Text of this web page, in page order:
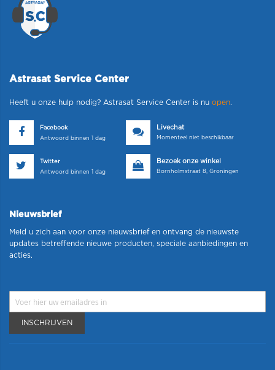
Astrasat Service Center
Heeft u onze hulp nodig? Astrasat Service Center is nu open.
Facebook
Antwoord binnen 1 dag
Livechat
Momenteel niet beschikbaar
Twitter
Antwoord binnen 1 dag
Bezoek onze winkel
Bornholmstraat 8, Groningen
Nieuwsbrief
Meld u zich aan voor onze nieuwsbrief en ontvang de nieuwste
updates betreffende nieuwe producten, speciale aanbiedingen en
acties.
INSCHRIJVEN